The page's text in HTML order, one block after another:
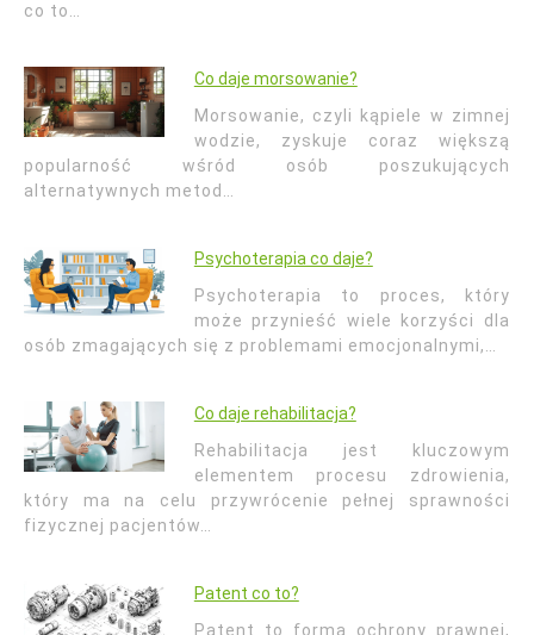
co to…
Co daje morsowanie?
Morsowanie, czyli kąpiele w zimnej
wodzie, zyskuje coraz większą
popularność wśród osób poszukujących
alternatywnych metod…
Psychoterapia co daje?
Psychoterapia to proces, który
może przynieść wiele korzyści dla
osób zmagających się z problemami emocjonalnymi,…
Co daje rehabilitacja?
Rehabilitacja jest kluczowym
elementem procesu zdrowienia,
który ma na celu przywrócenie pełnej sprawności
fizycznej pacjentów…
Patent co to?
Patent to forma ochrony prawnej,